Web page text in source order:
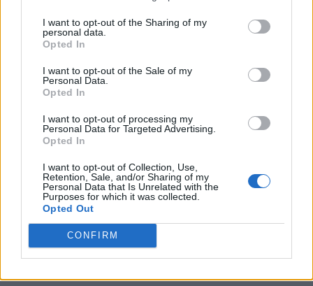
I want to opt-out of the Sharing of my
personal data.
Opted In
I want to opt-out of the Sale of my
Personal Data.
Opted In
I want to opt-out of processing my
Personal Data for Targeted Advertising.
Opted In
I want to opt-out of Collection, Use,
Retention, Sale, and/or Sharing of my
Personal Data that Is Unrelated with the
Purposes for which it was collected.
Opted Out
CONFIRM